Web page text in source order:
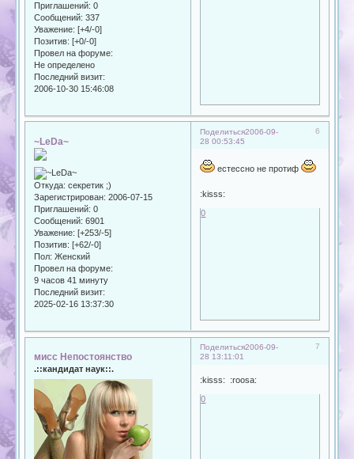
Приглашений: 0
Сообщений: 337
Уважение: [+4/-0]
Позитив: [+0/-0]
Провел на форуме:
Не определено
Последний визит:
2006-10-30 15:46:08
Поделиться 6
2006-09-
28 00:53:45
~LeDa~
Откуда: секретик ;)
Зарегистрирован: 2006-07-15
Приглашений: 0
Сообщений: 6901
Уважение: [+253/-5]
Позитив: [+62/-0]
Пол: Женский
Провел на форуме:
9 часов 41 минуту
Последний визит:
2025-02-16 13:37:30
естессно не протиф
:kisss:
0
Поделиться 7
2006-09-
28 13:11:01
мисс Непостоянство
.::кандидат наук::.
:kisss: :roosa:
0